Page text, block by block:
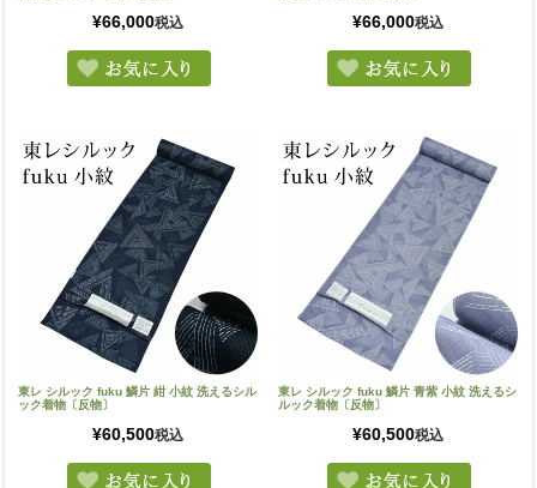
¥66,000税込 ¥66,000税込
東レ シルック fuku 鱗片 紺 小紋 洗えるシル
ック着物〔反物〕
¥60,500税込
東レ シルック fuku 鱗片 青紫 小紋 洗えるシ
ルック着物〔反物〕
¥60,500税込